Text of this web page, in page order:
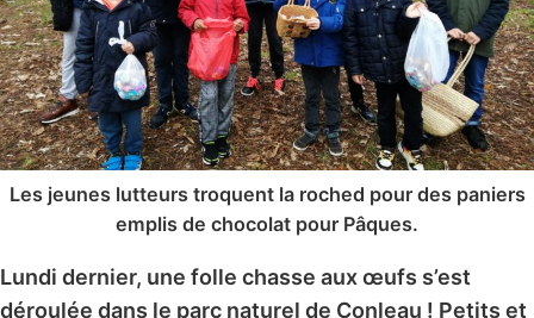
Les jeunes lutteurs troquent la roched pour des paniers
emplis de chocolat pour Pâques.
Lundi dernier, une folle chasse aux œufs s’est
déroulée dans le parc naturel de Conleau ! Petits et